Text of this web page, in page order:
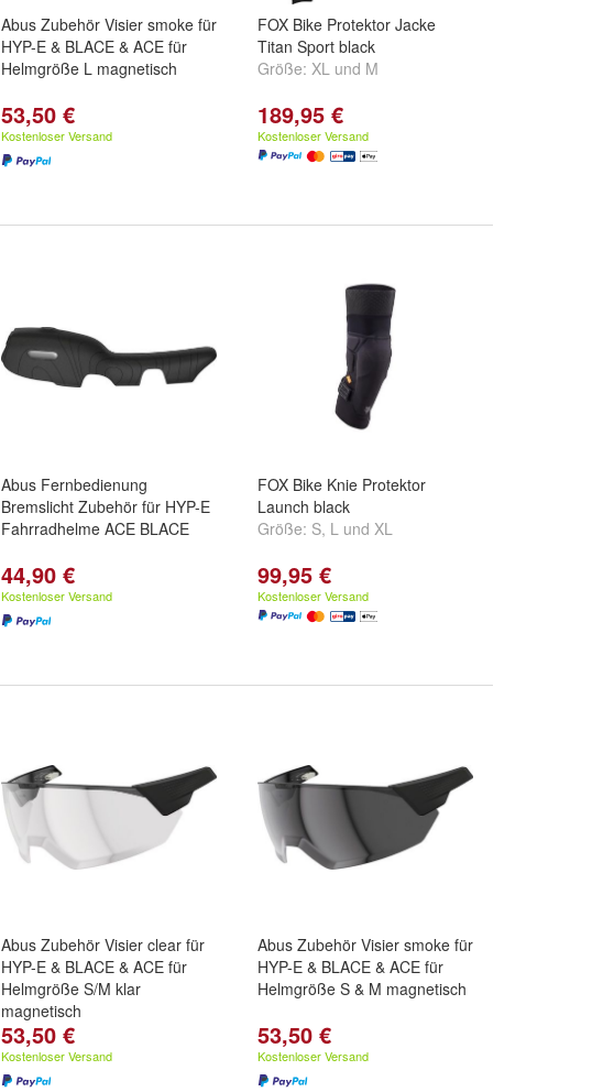
Abus Zubehör Visier smoke für
HYP-E & BLACE & ACE für
Helmgröße L magnetisch
53,50 €
Kostenloser Versand
FOX Bike Protektor Jacke
Titan Sport black
Größe: XL und M
189,95 €
Kostenloser Versand
Abus Fernbedienung
Bremslicht Zubehör für HYP-E
Fahrradhelme ACE BLACE
44,90 €
Kostenloser Versand
FOX Bike Knie Protektor
Launch black
Größe: S, L und XL
99,95 €
Kostenloser Versand
Abus Zubehör Visier clear für
HYP-E & BLACE & ACE für
Helmgröße S/M klar
magnetisch
53,50 €
Kostenloser Versand
Abus Zubehör Visier smoke für
HYP-E & BLACE & ACE für
Helmgröße S & M magnetisch
53,50 €
Kostenloser Versand